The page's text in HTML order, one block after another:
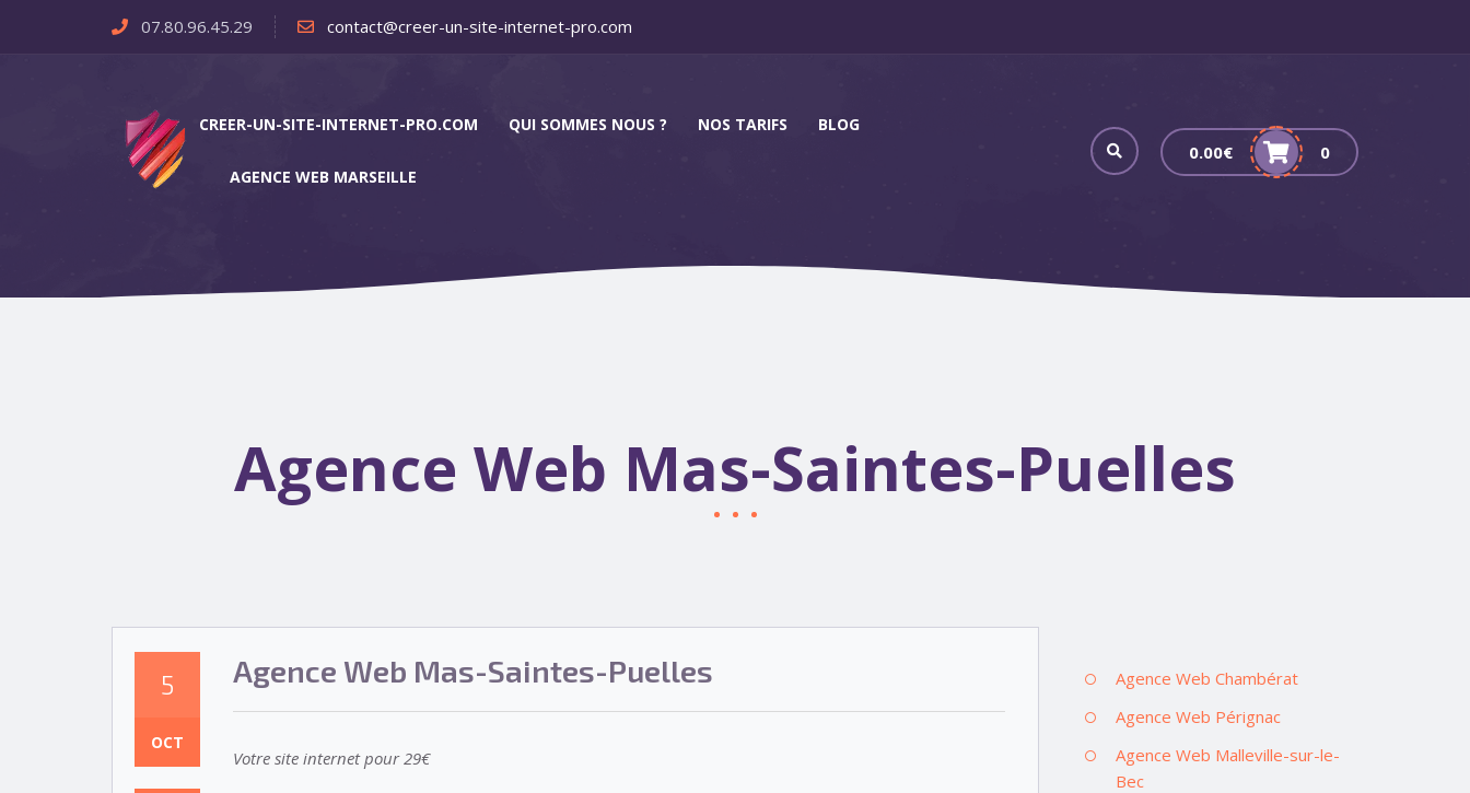
07.80.96.45.29 contact@creer-un-site-internet-pro.com
CREER-UN-SITE-INTERNET-PRO.COM QUI SOMMES NOUS ? NOS TARIFS BLOG
AGENCE WEB MARSEILLE
0.00€ 0
Agence Web Mas-Saintes-Puelles
5
OCT
Agence Web Mas-Saintes-Puelles
Votre site internet pour 29€
Agence Web Chambérat
Agence Web Pérignac
Agence Web Malleville-sur-le-
Bec